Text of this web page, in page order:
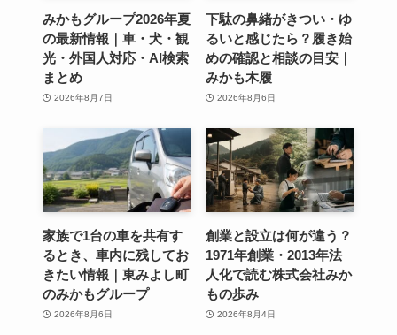
みかもグループ2026年夏
の最新情報｜車・犬・観
光・外国人対応・AI検索
まとめ
2026年8月7日
下駄の鼻緒がきつい・ゆ
るいと感じたら？履き始
めの確認と相談の目安｜
みかも木履
2026年8月6日
家族で1台の車を共有す
るとき、車内に残してお
きたい情報｜東みよし町
のみかもグループ
2026年8月6日
創業と設立は何が違う？
1971年創業・2013年法
人化で読む株式会社みか
もの歩み
2026年8月4日